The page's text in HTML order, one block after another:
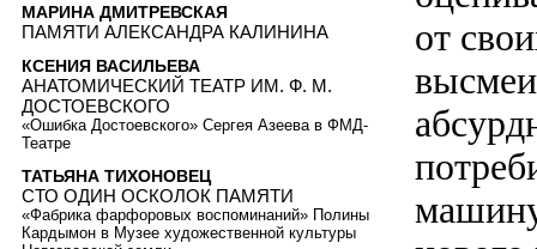
от
МАРИНА ДМИТРЕВСКАЯ
ПАМЯТИ АЛЕКСАНДРА КАЛИНИНА
КСЕНИЯ ВАСИЛЬЕВА
АНАТОМИЧЕСКИЙ ТЕАТР ИМ. Ф. М.
ДОСТОЕВСКОГО
«Ошибка Достоевского» Сергея Азеева в ФМД-
Театре
ТАТЬЯНА ТИХОНОВЕЦ
СТО ОДИН ОСКОЛОК ПАМЯТИ
«Фабрика фарфоровых воспоминаний» Полины
Кардымон в Музее художественной культуры